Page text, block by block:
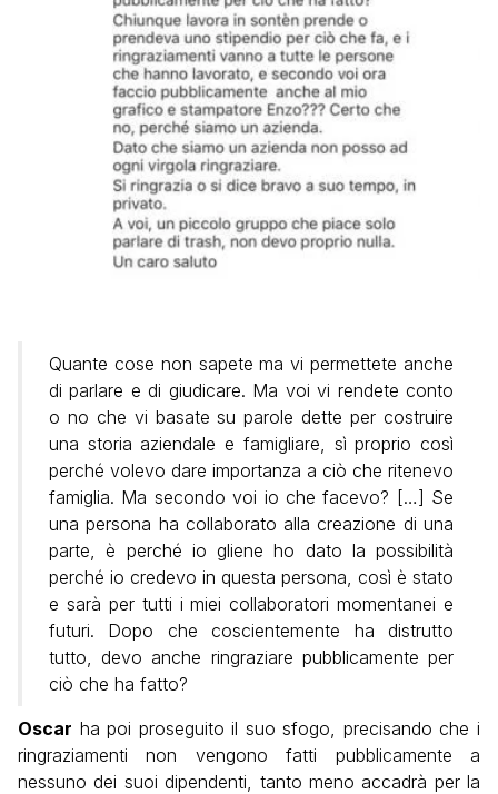
Quante cose non sapete ma vi permettete anche
di parlare e di giudicare. Ma voi vi rendete conto
o no che vi basate su parole dette per costruire
una storia aziendale e famigliare, sì proprio così
perché volevo dare importanza a ciò che ritenevo
famiglia. Ma secondo voi io che facevo? […] Se
una persona ha collaborato alla creazione di una
parte, è perché io gliene ho dato la possibilità
perché io credevo in questa persona, così è stato
e sarà per tutti i miei collaboratori momentanei e
futuri. Dopo che coscientemente ha distrutto
tutto, devo anche ringraziare pubblicamente per
ciò che ha fatto?
Oscar ha poi proseguito il suo sfogo, precisando che i
ringraziamenti non vengono fatti pubblicamente a
nessuno dei suoi dipendenti, tanto meno accadrà per la